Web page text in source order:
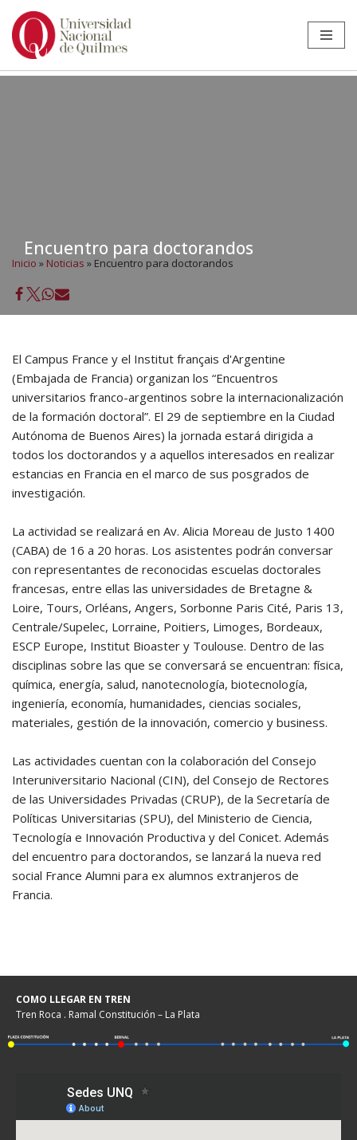
Ir
Encuentro para doctorandos
Inicio » Noticias » Encuentro para doctorandos
El Campus France y el Institut français d'Argentine
(Embajada de Francia) organizan los “Encuentros
universitarios franco-argentinos sobre la internacionalización
de la formación doctoral”. El 29 de septiembre en la Ciudad
Autónoma de Buenos Aires) la jornada estará dirigida a
todos los doctorandos y a aquellos interesados en realizar
estancias en Francia en el marco de sus posgrados de
investigación.
La actividad se realizará en Av. Alicia Moreau de Justo 1400
(CABA) de 16 a 20 horas. Los asistentes podrán conversar
con representantes de reconocidas escuelas doctorales
francesas, entre ellas las universidades de Bretagne &
Loire, Tours, Orléans, Angers, Sorbonne Paris Cité, Paris 13,
Centrale/Supelec, Lorraine, Poitiers, Limoges, Bordeaux,
ESCP Europe, Institut Bioaster y Toulouse. Dentro de las
disciplinas sobre las que se conversará se encuentran: física,
química, energía, salud, nanotecnología, biotecnología,
ingeniería, economía, humanidades, ciencias sociales,
materiales, gestión de la innovación, comercio y business.
Las actividades cuentan con la colaboración del Consejo
Interuniversitario Nacional (CIN), del Consejo de Rectores
de las Universidades Privadas (CRUP), de la Secretaría de
Políticas Universitarias (SPU), del Ministerio de Ciencia,
Tecnología e Innovación Productiva y del Conicet. Además
del encuentro para doctorandos, se lanzará la nueva red
social France Alumni para ex alumnos extranjeros de
Francia.
COMO LLEGAR EN TREN
Tren Roca . Ramal Constitución – La Plata